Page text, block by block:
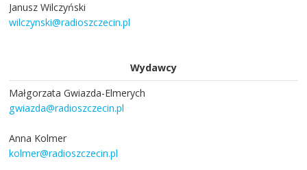
Janusz Wilczyński
wilczynski@radioszczecin.pl
Wydawcy
Małgorzata Gwiazda-Elmerych
gwiazda@radioszczecin.pl
Anna Kolmer
kolmer@radioszczecin.pl